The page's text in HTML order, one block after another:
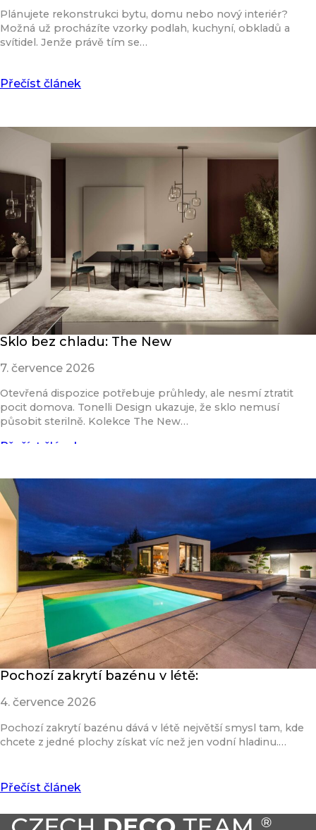
Plánujete rekonstrukci bytu, domu nebo nový interiér?
Možná už procházíte vzorky podlah, kuchyní, obkladů a
svítidel. Jenže právě tím se…
Přečíst článek
Sklo bez chladu: The New
7. července 2026
Otevřená dispozice potřebuje průhledy, ale nesmí ztratit
pocit domova. Tonelli Design ukazuje, že sklo nemusí
působit sterilně. Kolekce The New…
Přečíst článek
Pochozí zakrytí bazénu v létě:
4. července 2026
Pochozí zakrytí bazénu dává v létě největší smysl tam, kde
chcete z jedné plochy získat víc než jen vodní hladinu.…
Přečíst článek